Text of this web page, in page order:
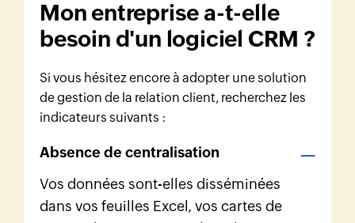
Mon entreprise a-t-elle
besoin d'un logiciel CRM ?
Si vous hésitez encore à adopter une solution
de gestion de la relation client, recherchez les
indicateurs suivants :
Absence de centralisation
Vos données sont-elles disséminées
dans vos feuilles Excel, vos cartes de